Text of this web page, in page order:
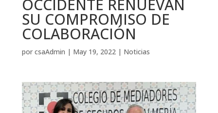
OCCIDENTE RENUEVAN
SU COMPROMISO DE
COLABORACIÓN
por csaAdmin | May 19, 2022| Noticias